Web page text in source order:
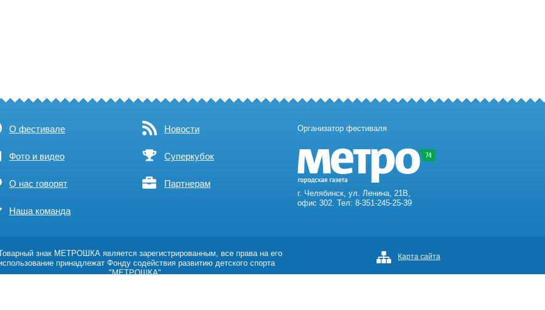
О фестивале Новости
Фото и видео Суперкубок
О нас говорят Партнерам
Наша команда
Организатор фестиваля
г. Челябинск, ул. Ленина, 21В,
офис 302. Тел: 8-351-245-25-39
знак МЕТРОШКА является зарегистрированным, все права на его
принадлежат Фонду содействия развитию детского спорта
"МЕТРОШКА".
Карта сайта